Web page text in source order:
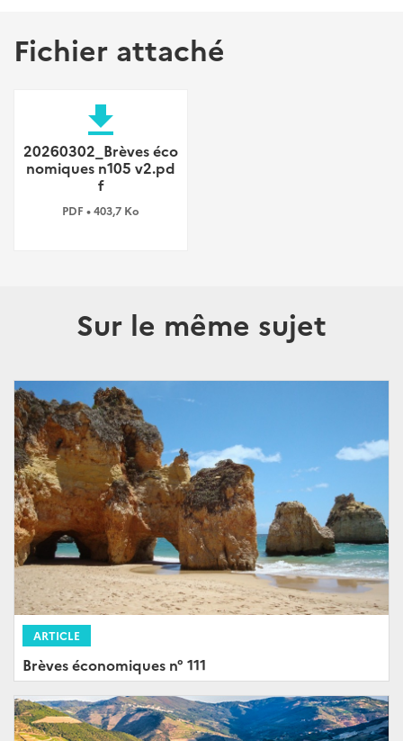
Fichier attaché
file_download
20260302_Brèves éco
nomiques n105 v2.pd
f
PDF • 403,7 Ko
Sur le même sujet
ARTICLE
Brèves économiques n° 111